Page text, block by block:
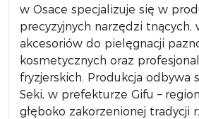
w Osace specjalizuje się w
precyzyjnych narzędzi tnących,
akcesoriów do pielęgnacji
kosmetycznych oraz
fryzjerskich. Produkcja odbywa
Seki, w prefekturze Gifu –
głęboko zakorzenionej tradycji